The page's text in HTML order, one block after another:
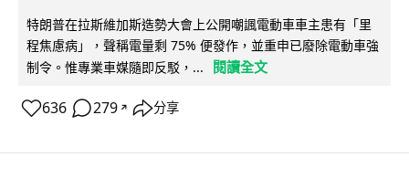
特朗普在拉斯維加斯造勢大會上公開嘲諷電動車車主患有「里
程焦慮病」，聲稱電量剩 75% 便發作，並重申已廢除電動車強
制令。惟專業車媒隨即反駁，...
閱讀全文
636 279 ↗ 分享